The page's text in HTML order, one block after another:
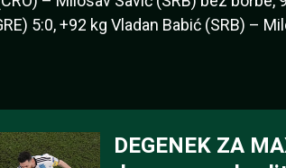
5:0, +92 kg Vladan Babić (SRB) –